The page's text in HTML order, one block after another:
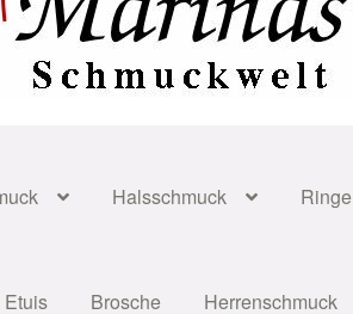
Halsschmuck Ringe
Etuis Brosche Herrenschmuck